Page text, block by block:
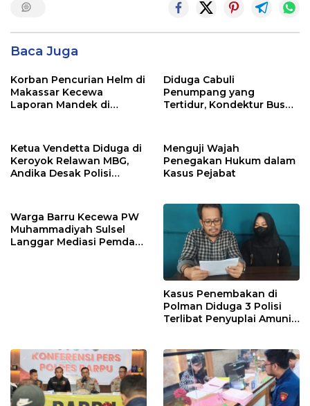
Baca Juga
Korban Pencurian Helm di
Makassar Kecewa
Laporan Mandek di
Diduga Cabuli
Penumpang yang
Tertidur, Kondektur Bus
Ketua Vendetta Diduga di
Keroyok Relawan MBG,
Andika Desak Polisi
Menguji Wajah
Penegakan Hukum dalam
Kasus Pejabat
Warga Barru Kecewa PW
Muhammadiyah Sulsel
Langgar Mediasi Pemda
Kasus Penembakan di
Polman Diduga 3 Polisi
Terlibat Penyuplai Amunisi